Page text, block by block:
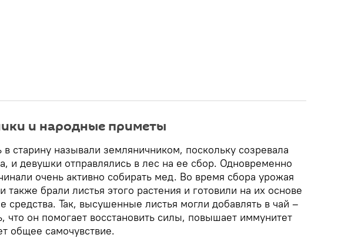
и народные приметы
в старину называли земляничником, поскольку созревала
и девушки отправлялись в лес на ее сбор. Одновременно
очень активно собирать мед. Во время сбора урожая
также брали листья этого растения и готовили на их основе
средства. Так, высушенные листья могли добавлять в чай –
что он помогает восстановить силы, повышает иммунитет
общее самочувствие.